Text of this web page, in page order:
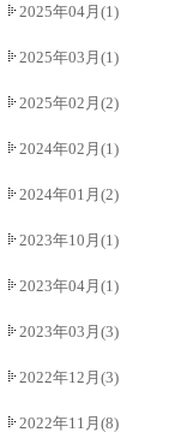
2025年04月(1)
2025年03月(1)
2025年02月(2)
2024年02月(1)
2024年01月(2)
2023年10月(1)
2023年04月(1)
2023年03月(3)
2022年12月(3)
2022年11月(8)